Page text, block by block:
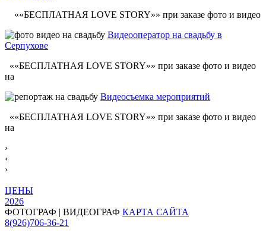
««БЕСПЛАТНАЯ LOVE STORY»» при заказе фото и видео
Видеооператор на свадьбу в
Серпухове
««БЕСПЛАТНАЯ LOVE STORY»» при заказе фото и видео
на
Видеосъемка мероприятий
««БЕСПЛАТНАЯ LOVE STORY»» при заказе фото и видео
на
›
‹
›
ЦЕНЫ
2026
ФОТОГРАФ | ВИДЕОГРАФ КАРТА САЙТА
8(926)706-36-21